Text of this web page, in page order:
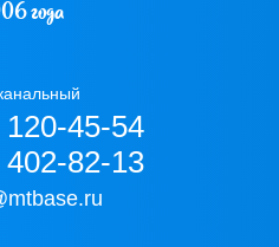
года
45-54
82-13